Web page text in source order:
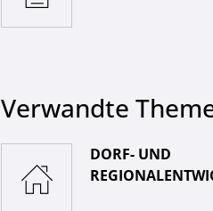
Verwandte
DORF- UND